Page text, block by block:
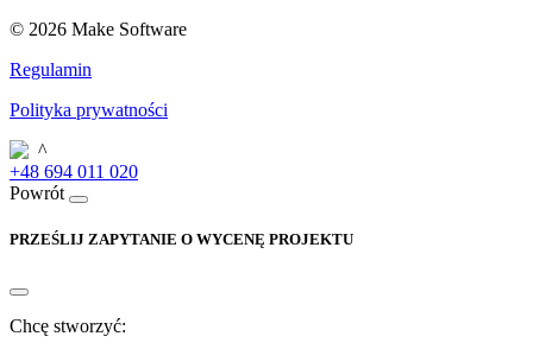
© 2026 Make Software
Regulamin
Polityka prywatności
+48 694 011 020
Powrót
PRZEŚLIJ ZAPYTANIE O WYCENĘ PROJEKTU
Chcę stworzyć: